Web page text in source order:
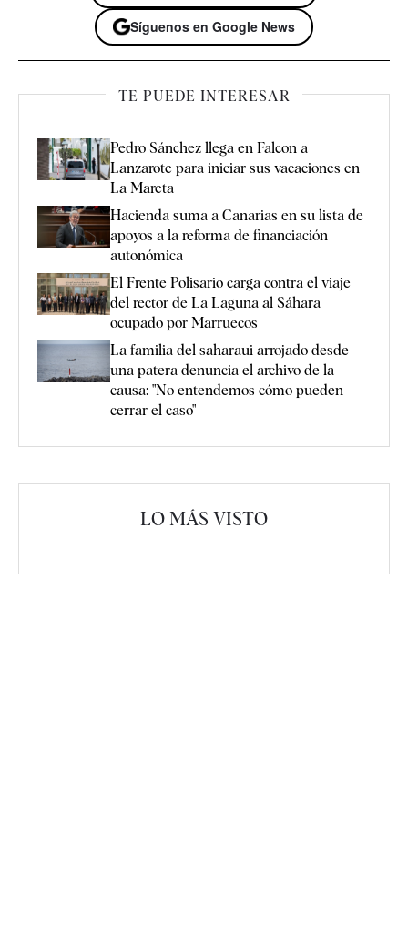
Síguenos en Google News
TE PUEDE INTERESAR
Pedro Sánchez llega en Falcon a
Lanzarote para iniciar sus vacaciones en
La Mareta
Hacienda suma a Canarias en su lista de
apoyos a la reforma de financiación
autonómica
El Frente Polisario carga contra el viaje
del rector de La Laguna al Sáhara
ocupado por Marruecos
La familia del saharaui arrojado desde
una patera denuncia el archivo de la
causa: "No entendemos cómo pueden
cerrar el caso"
LO MÁS VISTO